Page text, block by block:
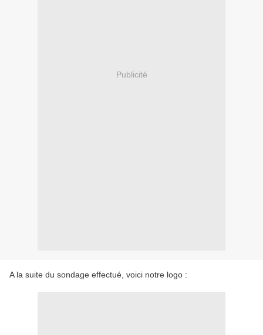
Publicité
A la suite du sondage effectué, voici notre logo :